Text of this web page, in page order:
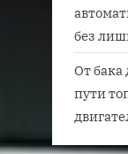
без
От бака
пути